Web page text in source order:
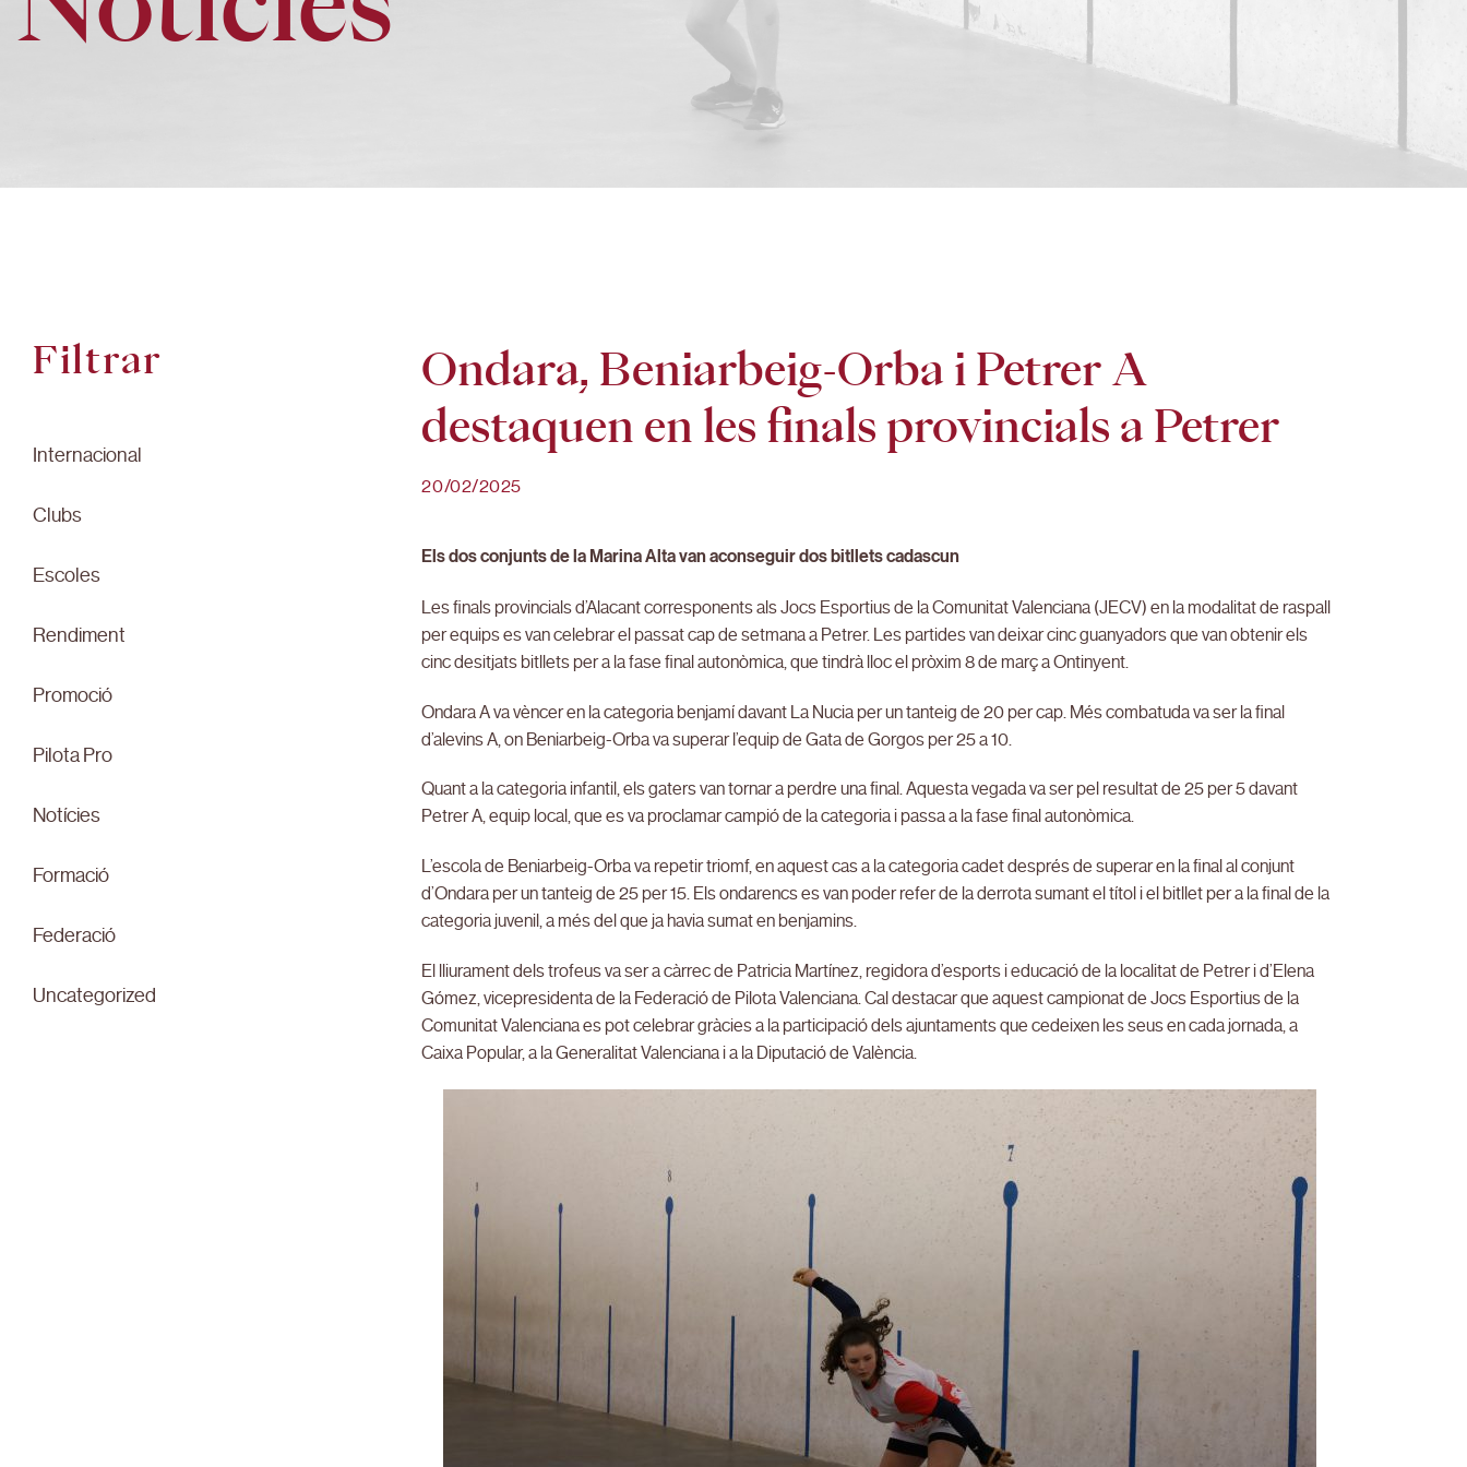
Filtrar
Internacional
Clubs
Escoles
Rendiment
Promoció
Pilota Pro
Notícies
Formació
Federació
Uncategorized
Ondara, Beniarbeig-Orba i Petrer A
destaquen en les finals provincials a Petrer
20/02/2025
Els dos conjunts de la Marina Alta van aconseguir dos bitllets cadascun
Les finals provincials d’Alacant corresponents als Jocs Esportius de la Comunitat Valenciana (JECV) en la modalitat de raspall
per equips es van celebrar el passat cap de setmana a Petrer. Les partides van deixar cinc guanyadors que van obtenir els
cinc desitjats bitllets per a la fase final autonòmica, que tindrà lloc el pròxim 8 de març a Ontinyent.
Ondara A va vèncer en la categoria benjamí davant La Nucia per un tanteig de 20 per cap. Més combatuda va ser la final
d’alevins A, on Beniarbeig-Orba va superar l’equip de Gata de Gorgos per 25 a 10.
Quant a la categoria infantil, els gaters van tornar a perdre una final. Aquesta vegada va ser pel resultat de 25 per 5 davant
Petrer A, equip local, que es va proclamar campió de la categoria i passa a la fase final autonòmica.
L’escola de Beniarbeig-Orba va repetir triomf, en aquest cas a la categoria cadet després de superar en la final al conjunt
d’Ondara per un tanteig de 25 per 15. Els ondarencs es van poder refer de la derrota sumant el títol i el bitllet per a la final de la
categoria juvenil, a més del que ja havia sumat en benjamins.
El lliurament dels trofeus va ser a càrrec de Patricia Martínez, regidora d’esports i educació de la localitat de Petrer i d’Elena
Gómez, vicepresidenta de la Federació de Pilota Valenciana. Cal destacar que aquest campionat de Jocs Esportius de la
Comunitat Valenciana es pot celebrar gràcies a la participació dels ajuntaments que cedeixen les seus en cada jornada, a
Caixa Popular, a la Generalitat Valenciana i a la Diputació de València.